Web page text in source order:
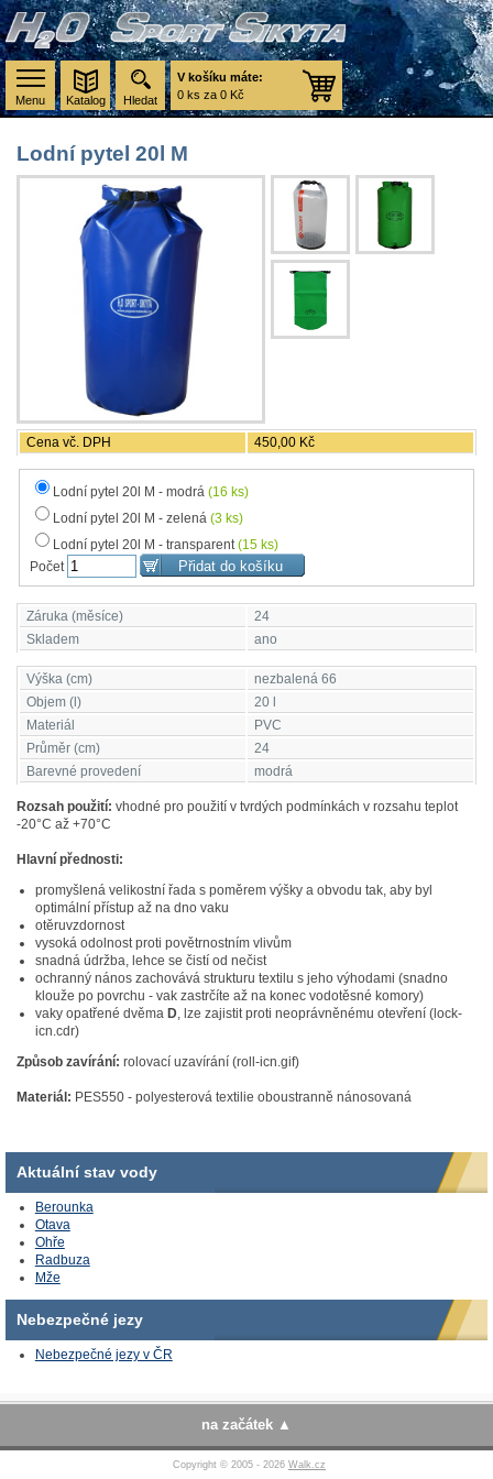
Menu
V košíku máte:
0 ks za 0 Kč
Hledat
Lodní pytel 20l M
Cena vč. DPH 450,00 Kč
Lodní pytel 20l M - modrá (16 ks)
Lodní pytel 20l M - zelená (3 ks)
Lodní pytel 20l M - transparent (15 ks)
Počet
Záruka (měsíce)
24
Skladem
ano
Výška (cm)
nezbalená 66
Objem (l)
20 l
Materiál
PVC
Průměr (cm)
24
Barevné provedení
modrá
Rozsah použití: vhodné pro použití v tvrdých podmínkách v rozsahu teplot
-20°C až +70°C
Hlavní přednosti:
promyšlená velikostní řada s poměrem výšky a obvodu tak, aby byl
optimální přístup až na dno vaku
otěruvzdornost
vysoká odolnost proti povětrnostním vlivům
snadná údržba, lehce se čistí od nečist
ochranný nános zachovává strukturu textilu s jeho výhodami (snadno
klouže po povrchu - vak zastrčíte až na konec vodotěsné komory)
vaky opatřené dvěma D, lze zajistit proti neoprávněnému otevření (lock-
icn.cdr)
Způsob zavírání: rolovací uzavírání (roll-icn.gif)
Materiál: PES550 - polyesterová textilie oboustranně nánosovaná
Katalog
Aktuální stav vody
Berounka
Otava
Ohře
Radbuza
Mže
Nebezpečné jezy
Nebezpečné jezy v ČR
na začátek
Copyright © 2005 - 2026 Walk.cz